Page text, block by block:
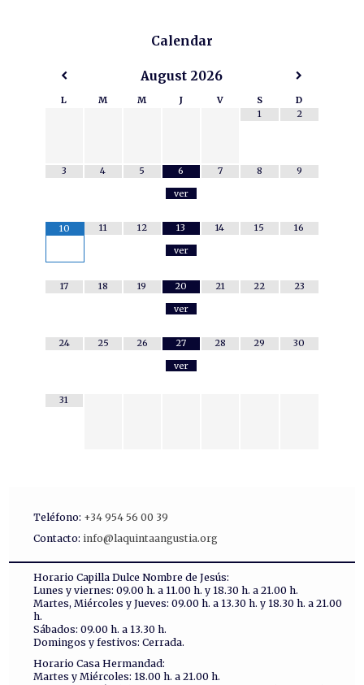
Calendar
August 2026
L M M J V S
D
1
2
3 4 5
6
ver
7 8 9
10 11 12
13
ver
14 15 16
17 18 19
20
ver
21 22 23
24 25 26
27
ver
28 29 30
31
Teléfono: +34 954 56 00 39
Contacto: info@laquintaangustia.org
Horario Capilla Dulce Nombre de Jesús:
Lunes y viernes: 09.00 h. a 11.00 h. y 18.30 h. a 21.00 h.
Martes, Miércoles y Jueves: 09.00 h. a 13.30 h. y 18.30 h. a 21.00
h.
Sábados: 09.00 h. a 13.30 h.
Domingos y festivos: Cerrada.
Horario Casa Hermandad:
Martes y Miércoles: 18.00 h. a 21.00 h.